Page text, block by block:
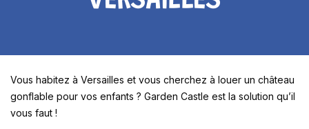
Vous habitez à Versailles et vous cherchez à louer un château
gonflable pour vos enfants ? Garden Castle est la solution qu’il
vous faut !